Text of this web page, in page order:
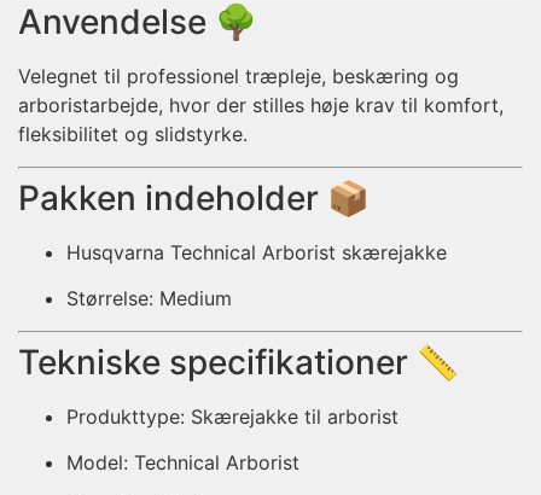
Anvendelse 🌳
Velegnet til professionel træpleje, beskæring og
arboristarbejde, hvor der stilles høje krav til komfort,
fleksibilitet og slidstyrke.
Pakken indeholder 📦
Husqvarna Technical Arborist skærejakke
Størrelse: Medium
Tekniske specifikationer 📏
Produkttype: Skærejakke til arborist
Model: Technical Arborist